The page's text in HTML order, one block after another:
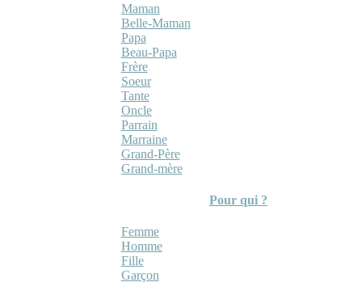
Maman
Belle-Maman
Papa
Beau-Papa
Frère
Soeur
Tante
Oncle
Parrain
Marraine
Grand-Père
Grand-mère
Pour qui ?
Femme
Homme
Fille
Garçon